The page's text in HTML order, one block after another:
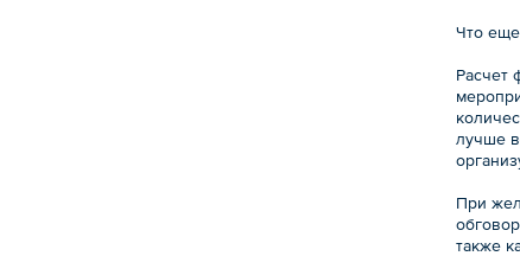
Что еще
Расчет
лучше
При
также